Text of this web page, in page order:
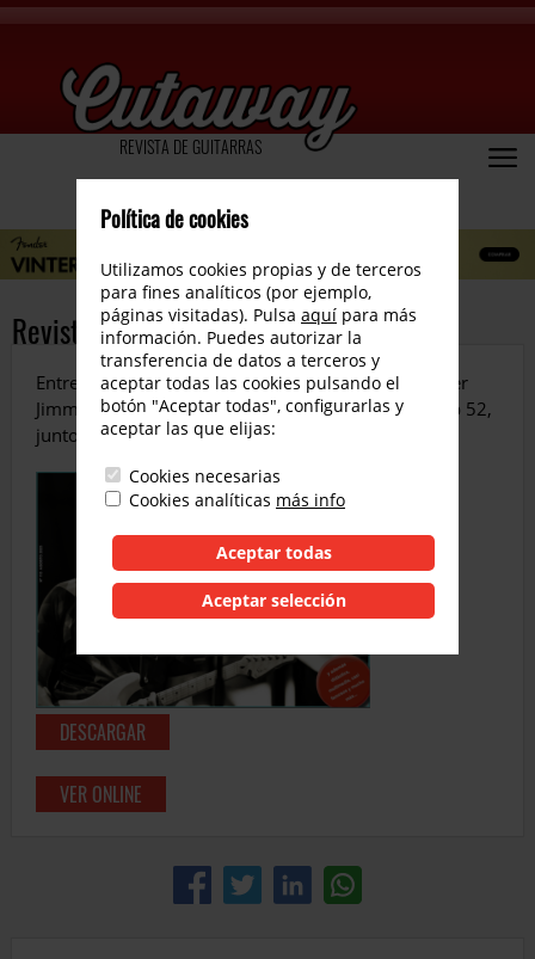
REVISTA DE GUITARRAS
Revista número 115
Entrevistamos a Wayne Krantz. Reviews de la Fender
Jimmy Page Telecaster, Gibson Les Paul Golden Top 52,
junto a una variada y potente sección didáctica…
DESCARGAR
VER ONLINE
Política de cookies
Utilizamos cookies propias y de terceros
para fines analíticos (por ejemplo,
páginas visitadas). Pulsa aquí para más
información. Puedes autorizar la
transferencia de datos a terceros y
aceptar todas las cookies pulsando el
botón "Aceptar todas", configurarlas y
aceptar las que elijas:
Cookies necesarias
Cookies analíticas más info
Aceptar todas
Aceptar selección